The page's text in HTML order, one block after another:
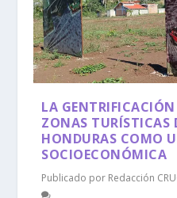
LA
ZONAS TURÍSTICAS
HONDURAS COMO
SOCIOECONÓMICA
Publicado por Redacción